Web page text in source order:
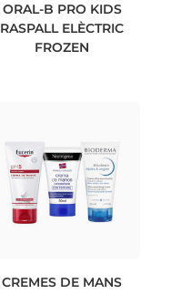
ORAL-B PRO KIDS
RASPALL ELÈCTRIC
FROZEN
CREMES DE MANS